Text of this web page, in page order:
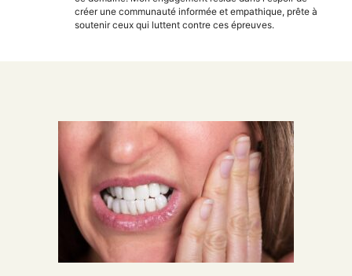
créer une communauté informée et empathique, prête à
soutenir ceux qui luttent contre ces épreuves.